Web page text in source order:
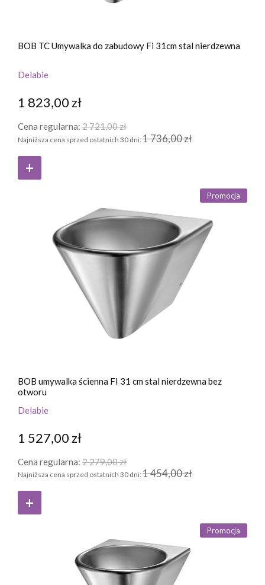
BOB TC Umywalka do zabudowy Fi 31cm stal nierdzewna
Delabie
1 823,00 zł
Cena regularna: 2 721,00 zł
Najniższa cena sprzed ostatnich 30 dni: 1 736,00 zł
BOB umywalka ścienna FI 31 cm stal nierdzewna bez
otworu
Delabie
1 527,00 zł
Cena regularna: 2 279,00 zł
Najniższa cena sprzed ostatnich 30 dni: 1 454,00 zł
Promocja
Promocja